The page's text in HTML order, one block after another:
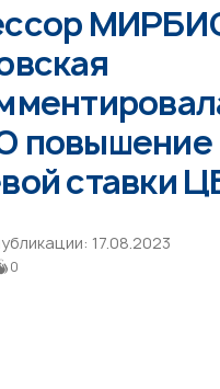
повышение
ставки
17.08.2023
0